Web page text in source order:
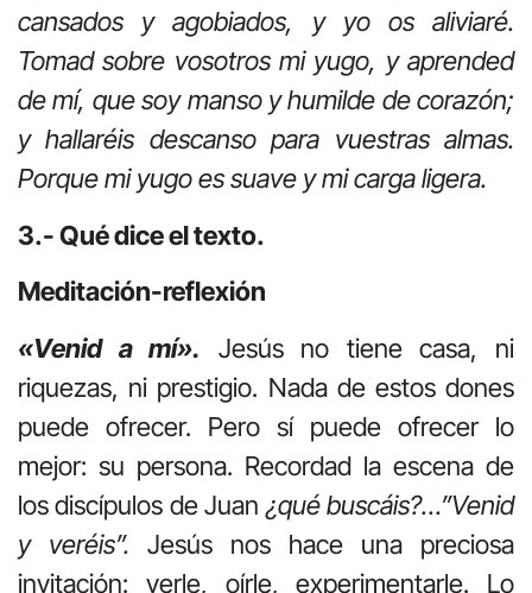
cansados y agobiados, y yo os aliviaré.
Tomad sobre vosotros mi yugo, y aprended
de mí, que soy manso y humilde de corazón;
y hallaréis descanso para vuestras almas.
Porque mi yugo es suave y mi carga ligera.
3.- Qué dice el texto.
Meditación-reflexión
«Venid a mí». Jesús no tiene casa, ni
riquezas, ni prestigio. Nada de estos dones
puede ofrecer. Pero sí puede ofrecer lo
mejor: su persona. Recordad la escena de
los discípulos de Juan ¿qué buscáis?…”Venid
y veréis”. Jesús nos hace una preciosa
invitación: verle, oírle, experimentarle. Lo